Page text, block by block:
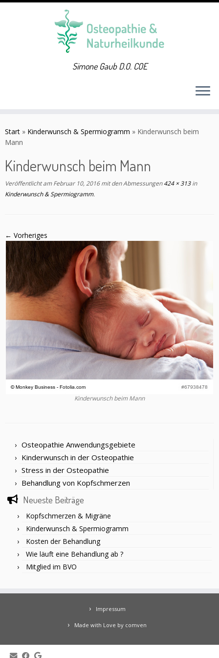
Inhalt
springen
Simone Gaub D.O. COE
Start » Kinderwunsch & Spermiogramm » Kinderwunsch beim
Mann
Kinderwunsch beim Mann
Veröffentlicht am Februar 10, 2016mit den Abmessungen424 × 313in
Kinderwunsch & Spermiogramm.
← Vorheriges
Kinderwunsch beim Mann
Osteopathie Anwendungsgebiete
Kinderwunsch in der Osteopathie
Stress in der Osteopathie
Behandlung von Kopfschmerzen
Neueste Beiträge
Kopfschmerzen & Migräne
Kinderwunsch & Spermiogramm
Kosten der Behandlung
Wie läuft eine Behandlung ab ?
Mitglied im BVO
Impressum
Made with Love by comven